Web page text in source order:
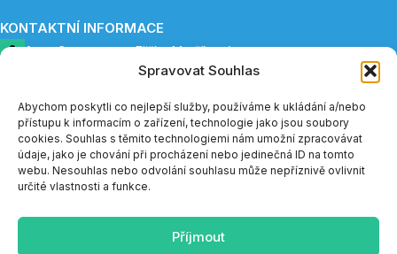
Spravovat Souhlas
Abychom poskytli co nejlepší služby, používáme k ukládání a/nebo
přístupu k informacím o zařízení, technologie jako jsou soubory
cookies. Souhlas s těmito technologiemi nám umožní zpracovávat
údaje, jako je chování při procházení nebo jedinečná ID na tomto
webu. Nesouhlas nebo odvolání souhlasu může nepříznivě ovlivnit
určité vlastnosti a funkce.
Příjmout
KONTAKTNÍ INFORMACE
ApnoCare s. r. o.,Eliška Maršíková
Provozovna: Záboří 84, 277 41 Kly
eshop@apnoe-spanek.cz
IČO: 23362812
DIČ: CZ23362812
Telefonická podpora e-shopu je v měsíci červenci a sprnu
dostupná vždy do 14:00.